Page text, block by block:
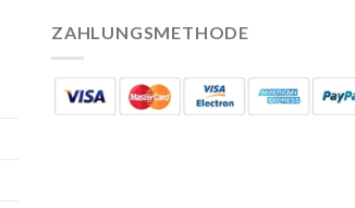
ZAHLUNGSMETHODE